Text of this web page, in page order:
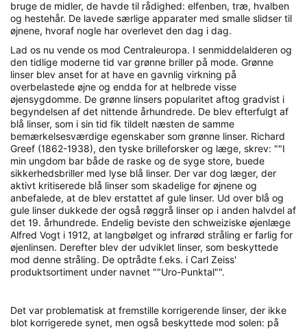
bruge de midler, de havde til rådighed: elfenben, træ, hvalben
og hestehår. De lavede særlige apparater med smalle slidser til
øjnene, hvoraf nogle har overlevet den dag i dag.
Lad os nu vende os mod Centraleuropa. I senmiddelalderen og
den tidlige moderne tid var grønne briller på mode. Grønne
linser blev anset for at have en gavnlig virkning på
overbelastede øjne og endda for at helbrede visse
øjensygdomme. De grønne linsers popularitet aftog gradvist i
begyndelsen af det nittende århundrede. De blev efterfulgt af
blå linser, som i sin tid fik tildelt næsten de samme
bemærkelsesværdige egenskaber som grønne linser. Richard
Greef (1862-1938), den tyske brilleforsker og læge, skrev: ""I
min ungdom bar både de raske og de syge store, buede
sikkerhedsbriller med lyse blå linser. Der var dog læger, der
aktivt kritiserede blå linser som skadelige for øjnene og
anbefalede, at de blev erstattet af gule linser. Ud over blå og
gule linser dukkede der også røggrå linser op i anden halvdel af
det 19. århundrede. Endelig beviste den schweiziske øjenlæge
Alfred Vogt i 1912, at langbølget og infrarød stråling er farlig for
øjenlinsen. Derefter blev der udviklet linser, som beskyttede
mod denne stråling. De optrådte f.eks. i Carl Zeiss'
produktsortiment under navnet ""Uro-Punktal"".
Det var problematisk at fremstille korrigerende linser, der ikke
blot korrigerede synet, men også beskyttede mod solen: på